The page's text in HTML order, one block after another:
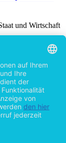
und Wirtschaft
GmbH powered